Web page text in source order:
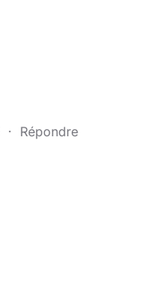
· Répondre